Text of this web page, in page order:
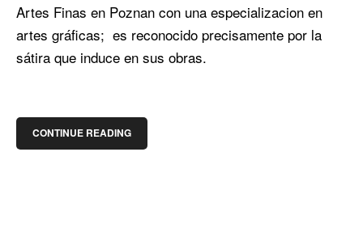
Artes Finas en Poznan con una especializacion en
artes gráficas; es reconocido precisamente por la
sátira que induce en sus obras.
CONTINUE READING